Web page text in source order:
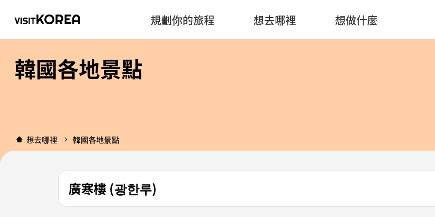
規劃你的旅程 想去哪裡 想做什麼
韓國各地景點
想去哪裡 韓國各地景點
廣寒樓 (광한루)